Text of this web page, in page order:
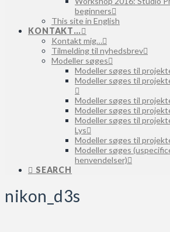
beginners
This site in English
KONTAKT…
Kontakt mig…
Tilmelding til nyhedsbrev
Modeller søges
Modeller søges til
Modeller søges til
Modeller søges til
Modeller søges til
Modeller søges til
Lys
Modeller søges til
Modeller søges
henvendelser)
SEARCH
nikon_d3s